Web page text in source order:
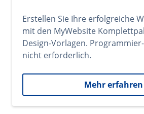
Erstellen Sie Ihre erfolgreiche
mit den MyWebsite
Design-Vorlagen.
nicht erforderlich.
Mehr erfahren